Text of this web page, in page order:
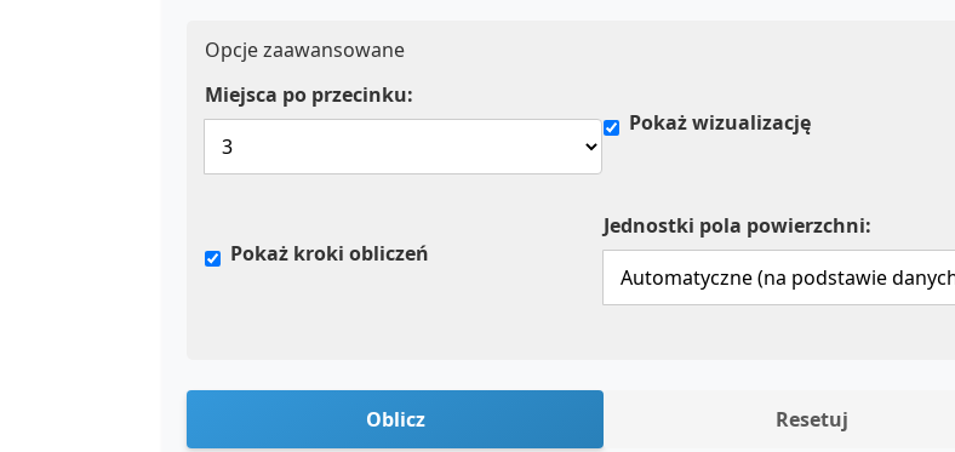
Opcje zaawansowane
Miejsca po przecinku:
Pokaż wizualizację
Pokaż kroki obliczeń
Jednostki pola powierzchni:
Oblicz Resetuj